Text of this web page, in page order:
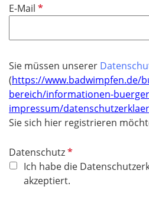
E-Mail P
c
h
t
f
e
d
Sie müssen unserer
(https://www.badwimpfen.de/
bereich/informationen-
impressum/
Sie sich hier registrieren
DatenschutzP
f
l
Ich habe die
akzeptiert.